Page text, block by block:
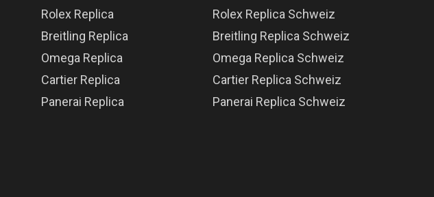
Rolex Replica
Breitling Replica
Omega Replica
Cartier Replica
Panerai Replica
Rolex Replica Schweiz
Breitling Replica Schweiz
Omega Replica Schweiz
Cartier Replica Schweiz
Panerai Replica Schweiz